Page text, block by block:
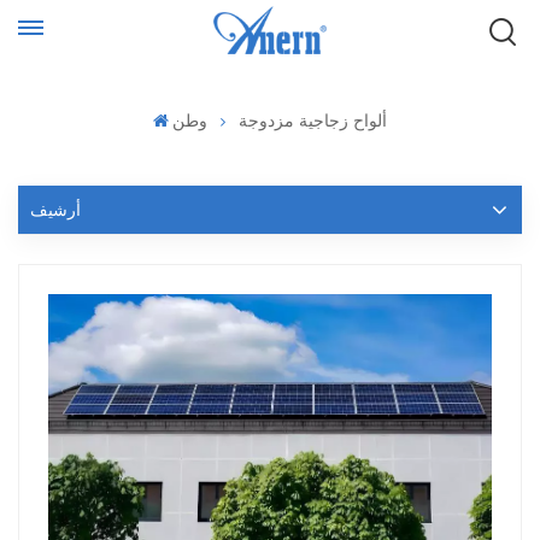
وطن ألواح زجاجية مزدوجة
أرشيف